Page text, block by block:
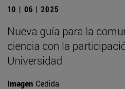
10 | 06 | 2025
Nueva guía para la
ciencia con la
Universidad
Imagen Cedida